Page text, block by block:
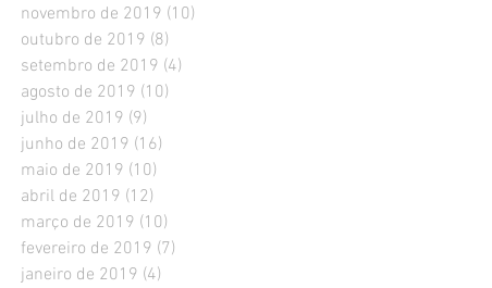
novembro de 2019 (10)
outubro de 2019 (8)
setembro de 2019 (4)
agosto de 2019 (10)
julho de 2019 (9)
junho de 2019 (16)
maio de 2019 (10)
abril de 2019 (12)
março de 2019 (10)
fevereiro de 2019 (7)
janeiro de 2019 (4)